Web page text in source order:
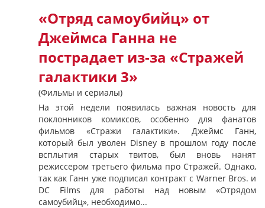
«Отряд самоубийц» от
Джеймса Ганна не
пострадает из-за «Стражей
галактики 3»
(Фильмы и сериалы)
На этой недели появилась важная новость для
поклонников комиксов, особенно для фанатов
фильмов «Стражи галактики». Джеймс Ганн,
который был уволен Disney в прошлом году после
всплытия старых твитов, был вновь нанят
режиссером третьего фильма про Стражей. Однако,
так как Ганн уже подписал контракт с Warner Bros. и
DC Films для работы над новым «Отрядом
самоубийц», необходимо...